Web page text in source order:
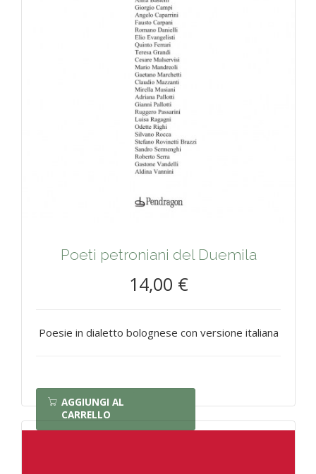
Poeti petroniani del Duemila
14,00 €
Poesie in dialetto bolognese con versione italiana
AGGIUNGI AL
CARRELLO